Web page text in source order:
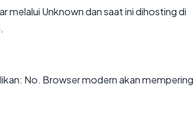
melalui Unknown dan saat ini dihosting di
No. Browser modern akan